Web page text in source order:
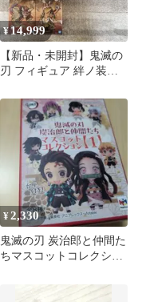
¥14,999
【新品・未開封】鬼滅の
刃 フィギュア 絆ノ装＆
¥2,330
鬼滅の刃 炭治郎と仲間た
ちマスコットコレクショ